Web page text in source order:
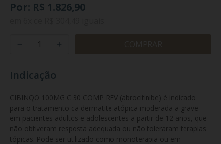
Por: R$ 1.826,90
Indicação
CIBINQO 100MG C 30 COMP REV (abrocitinibe) é indicado
para o tratamento da dermatite atópica moderada a grave
em pacientes adultos e adolescentes a partir de 12 anos, que
não obtiveram resposta adequada ou não toleraram terapias
tópicas. Pode ser utilizado como monoterapia ou em